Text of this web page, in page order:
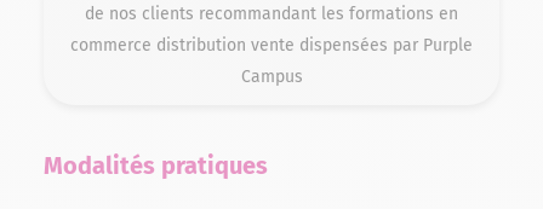
de nos clients recommandant les formations en
commerce distribution vente dispensées par Purple
Campus
Modalités pratiques